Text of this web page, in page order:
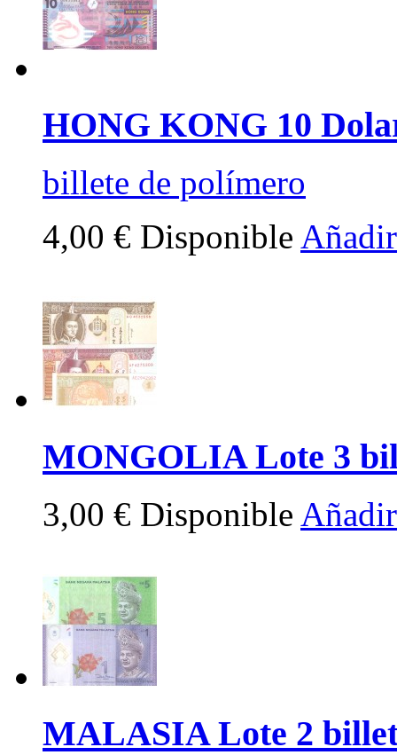
HONG KONG 10
billete de polímero
4,00 € Disponible
MONGOLIA Lote 3
3,00 € Disponible
MALASIA Lote 2